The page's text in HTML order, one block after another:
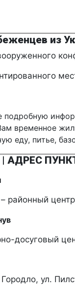
из
подробную
временное
еду, питье,
АДРЕС
районный
досуговый
ул.